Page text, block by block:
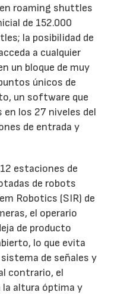
roaming shuttles
de 152.000
la posibilidad de
a cualquier
un bloque de muy
únicos de
un software que
los 27 niveles del
de entrada y
estaciones de
de robots
Robotics (SIR) de
el operario
de producto
lo que evita
de señales y
contrario, el
la altura óptima y